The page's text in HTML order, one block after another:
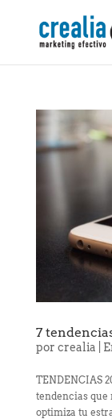
7
por crealia
TENDENCIAS
tendencias
optimiza tu